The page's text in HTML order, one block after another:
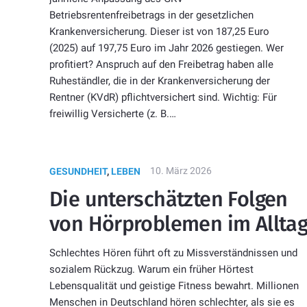
Betriebsrentenfreibetrags in der gesetzlichen
Krankenversicherung. Dieser ist von 187,25 Euro
(2025) auf 197,75 Euro im Jahr 2026 gestiegen. Wer
profitiert? Anspruch auf den Freibetrag haben alle
Ruheständler, die in der Krankenversicherung der
Rentner (KVdR) pflichtversichert sind. Wichtig: Für
freiwillig Versicherte (z. B.…
GESUNDHEIT,LEBEN 10. März 2026
Die unterschätzten Folgen
von Hörproblemen im
Schlechtes Hören führt oft zu Missverständnissen und
sozialem Rückzug. Warum ein früher Hörtest
Lebensqualität und geistige Fitness bewahrt. Millionen
Menschen in Deutschland hören schlechter, als sie es